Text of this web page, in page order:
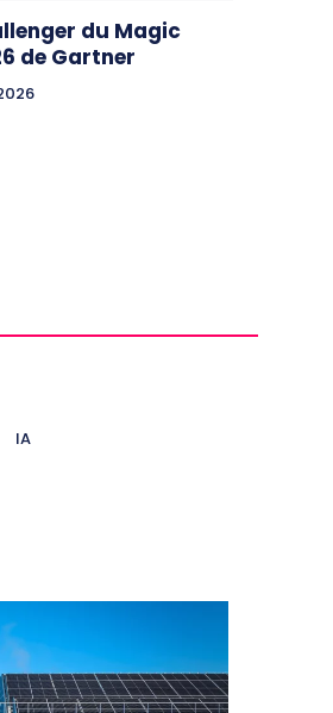
du Magic
de Gartner
IA